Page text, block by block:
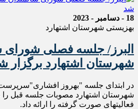
18 - دسامبر - 2023
بهزیستی شهرستان اشتهارد
البرز/ جلسه فصلی شورای
شهرستان اشتهارد برگزار
در ابتدای جلسه "بهروز افشاری"سرپرست
شهرستان اشتهارد مصوبات جلسه قبل را
فعالیتهای صورت گرفته را ارائه داد.